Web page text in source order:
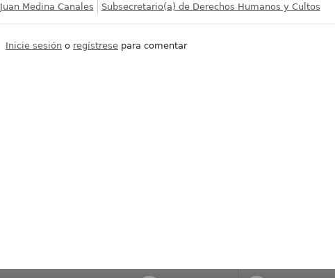
Juan Medina Canales Subsecretario(a) de Derechos Humanos y Cultos
Inicie sesión o regístrese para comentar